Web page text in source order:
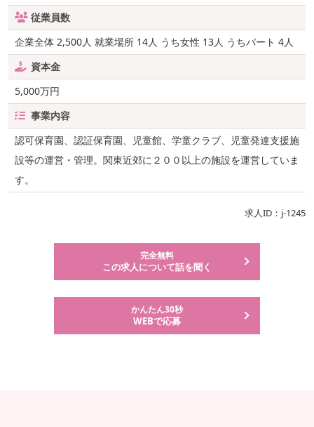
従業員数
企業全体 2,500人 就業場所 14人 うち女性 13人 うちパート 4人
資本金
5,000万円
事業内容
認可保育園、認証保育園、児童館、学童クラブ、児童発達支援施
設等の運営・管理。関東近郊に２００以上の施設を運営していま
す。
求人ID：j-1245
完全無料
この求人について話を聞く
かんたん30秒
WEBで応募